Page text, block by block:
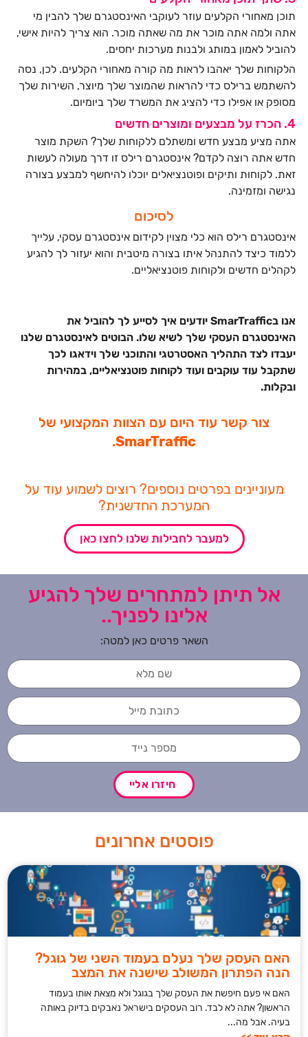
תוכן מאחורי הקלעים עוזר לעוקבי האינסטגרם שלך להבין מי
אתה ולמה אתה מוכר את מה שאתה מוכר. הוא צריך להיות אישי,
להוביל לאמון במותג ולבנות מערכות יחסים.
הלקוחות שלך יאהבו לראות מה קורה מאחורי הקלעים. לכן, נסה
להשתמש ברילס כדי להראות שהמוצר שלך מיוצר, השירות שלך
מסופק או אפילו כדי להציג את המשרד שלך ביומיום.
4. הכרז על מבצעים ומוצרים חדשים
אתה מציע מבצע חדש ומשתלם ללקוחות שלך? השקת מוצר
חדש אתה רוצה לקדם? אינסטגרם רילס זו דרך מעולה לעשות
זאת. לקוחות ותיקים ופוטנציאלים יוכלו להיחשף למבצע בצורה
נגישה ומזמינה.
לסיכום
אינסטגרם רילס הוא כלי מצוין לקידום אינסטגרם עסקי, עלייך
ללמוד כיצד להתנהל איתו בצורה מיטבית והוא יעזור לך להגיע
לקהלים חדשים ולקוחות פוטנציאליים.
אנו בSmarTraffic יודעים איך לסייע לך להוביל את
האינסטגרם העסקי שלך לשיא שלו. הבוטים לאינסטגרם שלנו
יעבדו לצד התהליך האסטרטגי והתוכני שלך וידאגו לכך
שתקבל עוד עוקבים ועוד לקוחות פוטנציאליים, במהירות
ובקלות.
צור קשר עוד היום עם הצוות המקצועי של
SmarTraffic
.
מעוניינים בפרטים נוספים? רוצים לשמוע עוד על
המערכת החדשנית?
למעבר לחבילות שלנו לחצו כאן
אל תיתן למתחרים שלך להגיע
אלינו לפניך..
השאר פרטים כאן למטה:
חיזרו אליי
פוסטים אחרונים
האם העסק שלך נעלם בעמוד השני של גוגל?
הנה הפתרון המשולב שישנה את המצב
האם אי פעם חיפשת את העסק שלך בגוגל ולא מצאת אותו בעמוד
הראשון? אתה לא לבד. רוב העסקים בישראל נאבקים בדיוק באותה
בעיה. אבל מה...